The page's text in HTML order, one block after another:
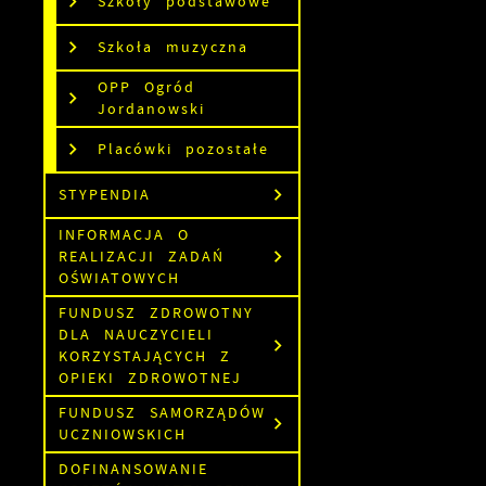
Szkoła muzyczna
OPP Ogród
Jordanowski
Placówki pozostałe
STYPENDIA
INFORMACJA O
REALIZACJI ZADAŃ
OŚWIATOWYCH
FUNDUSZ ZDROWOTNY
DLA NAUCZYCIELI
KORZYSTAJĄCYCH Z
OPIEKI ZDROWOTNEJ
FUNDUSZ SAMORZĄDÓW
UCZNIOWSKICH
DOFINANSOWANIE